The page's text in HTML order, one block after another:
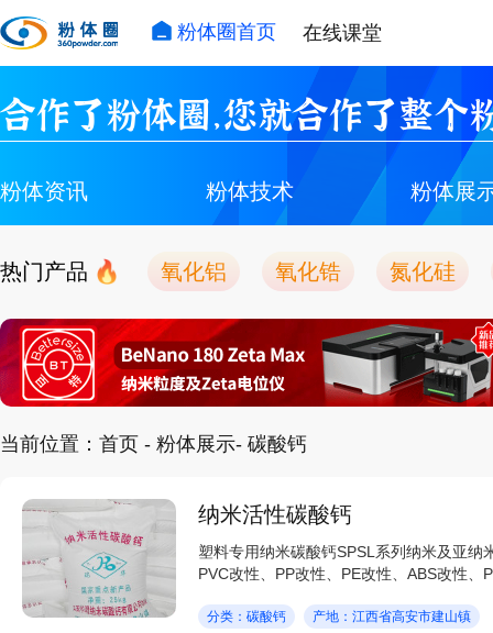
粉体圈首页 在线课堂
合作了粉体圈，您就合作了整个
粉体资讯 粉体技术 粉体展
热门产品 氧化铝 氧化锆 氮化硅
当前位置： 首页 - 粉体展示- 碳酸钙
纳米活性碳酸钙
塑料专用纳米碳酸钙SPSL系列纳米及亚
PVC改性、PP改性、PE改性、ABS改性、
分类：碳酸钙 产地：江西省高安市建山镇